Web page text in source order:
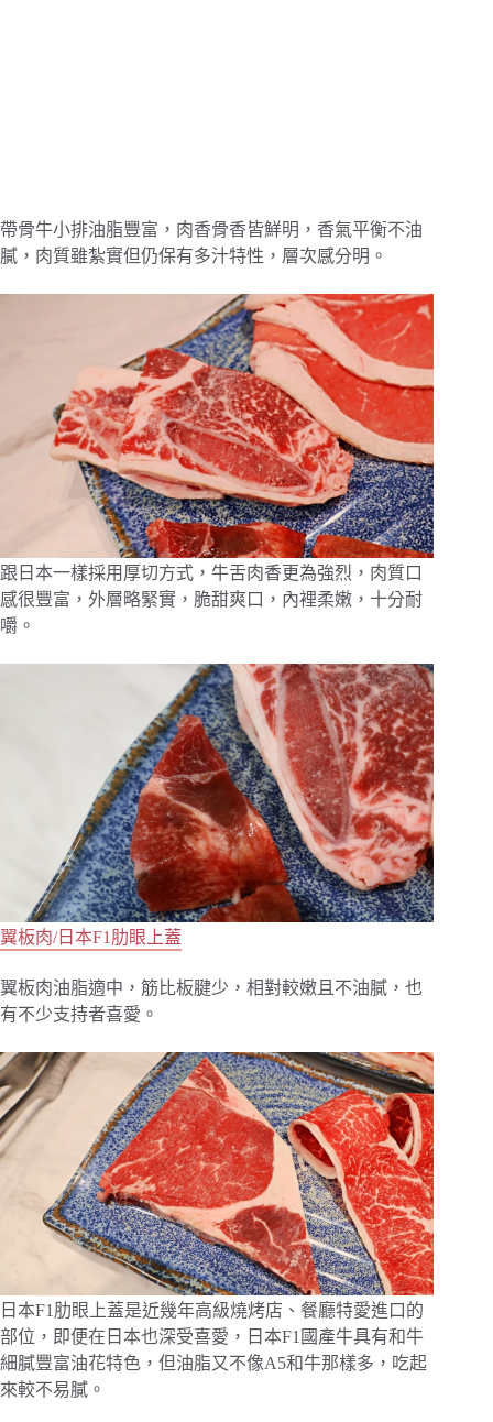
帶骨牛小排油脂豐富，肉香骨香皆鮮明，香氣平衡不油
膩，肉質雖紮實但仍保有多汁特性，層次感分明。
跟日本一樣採用厚切方式，牛舌肉香更為強烈，肉質口
感很豐富，外層略緊實，脆甜爽口，內裡柔嫩，十分耐
嚼。
翼板肉/日本F1肋眼上蓋
翼板肉油脂適中，筋比板腱少，相對較嫩且不油膩，也
有不少支持者喜愛。
日本F1肋眼上蓋是近幾年高級燒烤店、餐廳特愛進口的
部位，即便在日本也深受喜愛，日本F1國產牛具有和牛
細膩豐富油花特色，但油脂又不像A5和牛那樣多，吃起
來較不易膩。